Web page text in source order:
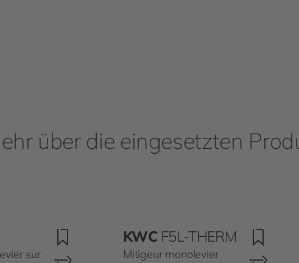
über die eingesetzten
sur
KWC F5L-THERM
Mitigeur monolevier